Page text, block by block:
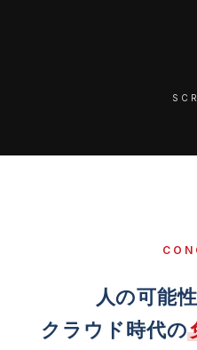
人の可能
クラウド時代の